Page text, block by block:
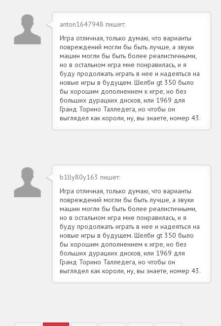
anton1647948 пишет:
Игра отличная, только думаю, что варианты
повреждений могли бы быть лучше, а звуки
машин могли бы быть более реалистичными,
но в остальном игра мне понравилась, и я
буду продолжать играть в нее и надеяться на
новые игры в будущем. Шелби gt 350 было
бы хорошим дополнением к игре, но без
больших дурацких дисков, или 1969 для
Гранд Торино Талледега, но чтобы он
выглядел как короли, ну, вы знаете, номер 43.
b1lly80y163 пишет:
Игра отличная, только думаю, что варианты
повреждений могли бы быть лучше, а звуки
машин могли бы быть более реалистичными,
но в остальном игра мне понравилась, и я
буду продолжать играть в нее и надеяться на
новые игры в будущем. Шелби gt 350 было
бы хорошим дополнением к игре, но без
больших дурацких дисков, или 1969 для
Гранд Торино Талледега, но чтобы он
выглядел как короли, ну, вы знаете, номер 43.